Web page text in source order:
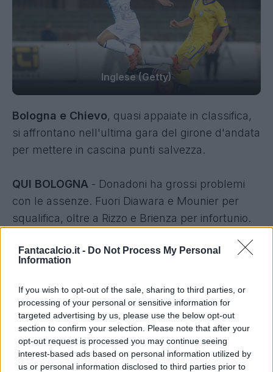
Fantacalcio.it - Do Not Process My Personal
Information
If you wish to opt-out of the sale, sharing to third parties, or
processing of your personal or sensitive information for
targeted advertising by us, please use the below opt-out
section to confirm your selection. Please note that after your
opt-out request is processed you may continue seeing
interest-based ads based on personal information utilized by
us or personal information disclosed to third parties prior to
Inglese (Getty)
Bologna e Chievo, quasi appaiate in classifica,
si affrontano nell'ultima gara del girone d'andata
per mettere in cascina punti salvezza.
QUI BOLOGNA - Donadoni ha grossi problemi
con le assenze. Fuori Diawara e Mounier per
squalifica, oltre a Rizzo e Brienza per infortunio.
Gastladello. Masina e Rossettini i terzini.
La novità in mezzo al campo si chiama Donsah,
chiamato a sostituire Diawara. Scala regista
Taider, ma c'è ancora possibilità per Pulgar.
Davanti con gli inamovibili Destro e Giaccherini
c'è Filippo Falco.